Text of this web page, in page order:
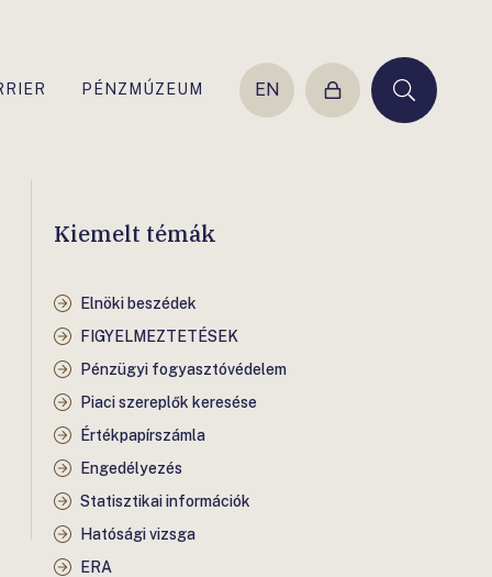
PÉNZMÚZEUM EN
Belépés Keresés
Kiemelt témák
Elnöki beszédek
FIGYELMEZTETÉSEK
Pénzügyi fogyasztóvédelem
Piaci szereplők keresése
Értékpapírszámla
Engedélyezés
Statisztikai információk
Hatósági vizsga
ERA